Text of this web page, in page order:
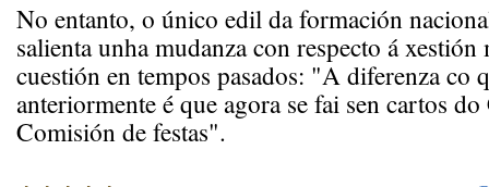
No entanto, o único edil da formación
salienta unha mudanza con respecto á
cuestión en tempos pasados: "A diferenza co
anteriormente é que agora se fai sen cartos
Comisión de festas".